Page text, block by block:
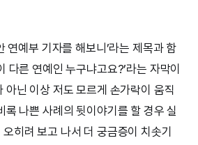
연예부 기자를 해보니’라는 제목과 함
다른 연예인 누구냐고요?’라는 자막이
아닌 이상 저도 모르게 손가락이 움직
록 나쁜 사례의 뒷이야기를 할 경우 실
히려 보고 나서 더 궁금증이 치솟기